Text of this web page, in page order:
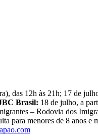
das 12h às 21h; 17 de
Brasil: 18 de julho, a
– Rodovia dos
para menores de 8 anos e